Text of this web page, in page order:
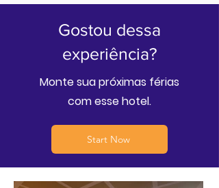
Gostou dessa
experiência?
Monte sua próximas férias
com esse hotel.
Start Now